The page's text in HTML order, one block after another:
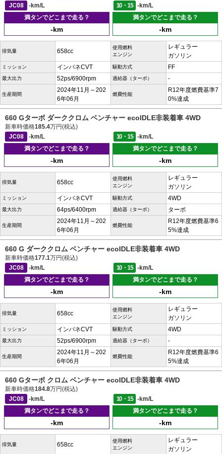
JC08
-km/L 10・15
-km/L
満タンでどこまで走る？
-km
満タンでどこまで走る？
-km
排気量 658cc
使用燃料
エンジン
レギュラー
ガソリン
ミッション インパネCVT 駆動方式 FF
最大出力 52ps/6900rpm 過給器（ターボ） -
生産期間
2024年11月～202
6年06月
燃費性能
R12年度燃費基準7
0%達成
660 Gターボ ダーククロム ベンチャー ecoIDLE非装着車 4WD
新車時価格185.4万円(税込)
JC08
-km/L 10・15
-km/L
満タンでどこまで走る？
-km
満タンでどこまで走る？
-km
排気量 658cc
使用燃料
エンジン
レギュラー
ガソリン
ミッション インパネCVT 駆動方式 4WD
最大出力 64ps/6400rpm 過給器（ターボ） ターボ
生産期間
2024年11月～202
6年06月
燃費性能
R12年度燃費基準6
5%達成
660 G ダーククロム ベンチャー ecoIDLE非装着車 4WD
新車時価格177.1万円(税込)
JC08
-km/L 10・15
-km/L
満タンでどこまで走る？
-km
満タンでどこまで走る？
-km
排気量 658cc
使用燃料
エンジン
レギュラー
ガソリン
ミッション インパネCVT 駆動方式 4WD
最大出力 52ps/6900rpm 過給器（ターボ） -
生産期間
2024年11月～202
6年06月
燃費性能
R12年度燃費基準6
5%達成
660 Gターボ クロム ベンチャー ecoIDLE非装着車 4WD
新車時価格184.8万円(税込)
JC08
-km/L 10・15
-km/L
満タンでどこまで走る？
-km
満タンでどこまで走る？
-km
排気量 658cc
使用燃料
エンジン
レギュラー
ガソリン